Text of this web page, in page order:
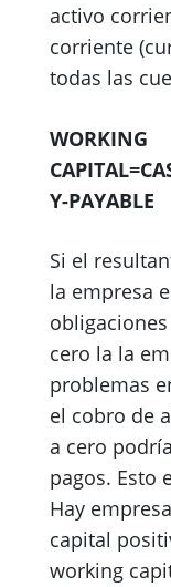
activo
corriente
todas las
WORKING
Y-PAYABLE
Si el
la empresa
cero la la
problemas
el cobro de
a cero
pagos. Esto
Hay
capital
working